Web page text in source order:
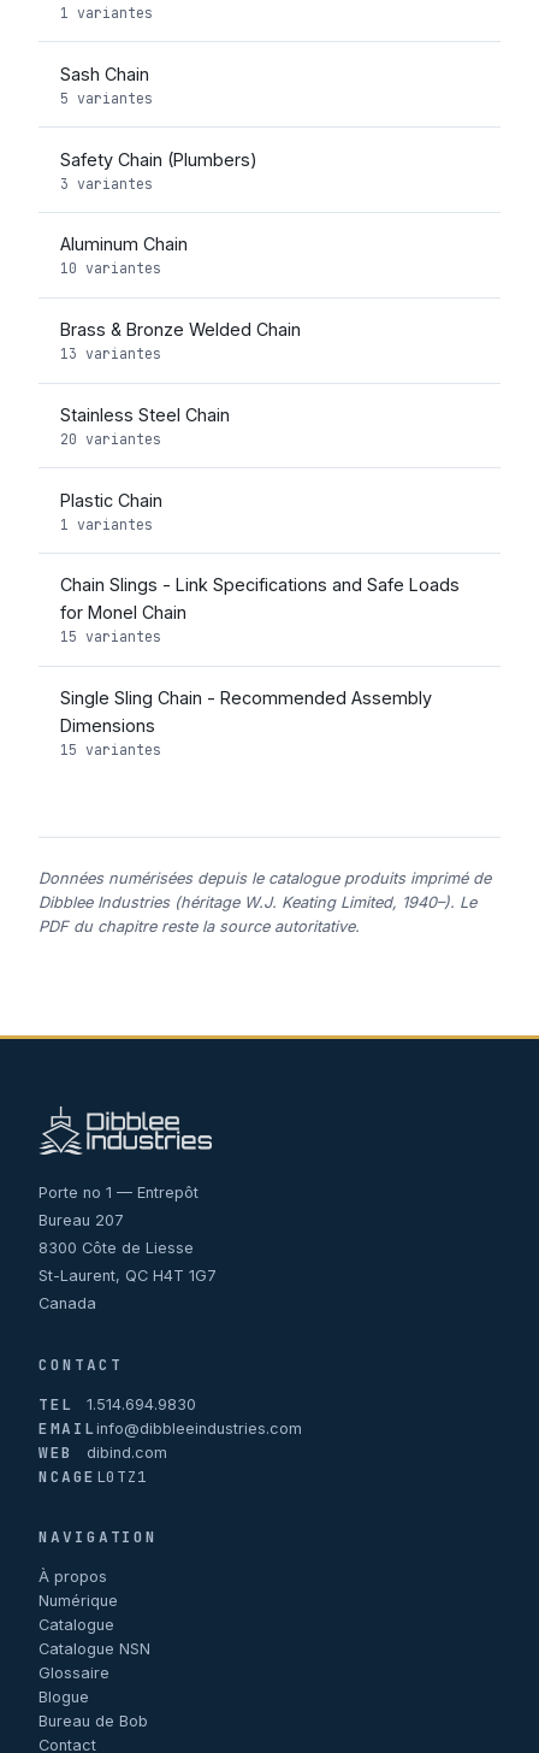
1 variantes
Sash Chain
5 variantes
Safety Chain (Plumbers)
3 variantes
Aluminum Chain
10 variantes
Brass & Bronze Welded Chain
13 variantes
Stainless Steel Chain
20 variantes
Plastic Chain
1 variantes
Chain Slings - Link Specifications and Safe Loads
for Monel Chain
15 variantes
Single Sling Chain - Recommended Assembly
Dimensions
15 variantes
Données numérisées depuis le catalogue produits imprimé de
Dibblee Industries (héritage W.J. Keating Limited, 1940–). Le
PDF du chapitre reste la source autoritative.
Porte no 1 — Entrepôt
Bureau 207
8300 Côte de Liesse
St-Laurent, QC H4T 1G7
Canada
CONTACT
TEL
1.514.694.9830
EMAILinfo@dibbleeindustries.com
WEB dibind.com
NCAGE L0TZ1
NAVIGATION
À propos
Numérique
Catalogue
Catalogue NSN
Glossaire
Blogue
Bureau de Bob
Contact